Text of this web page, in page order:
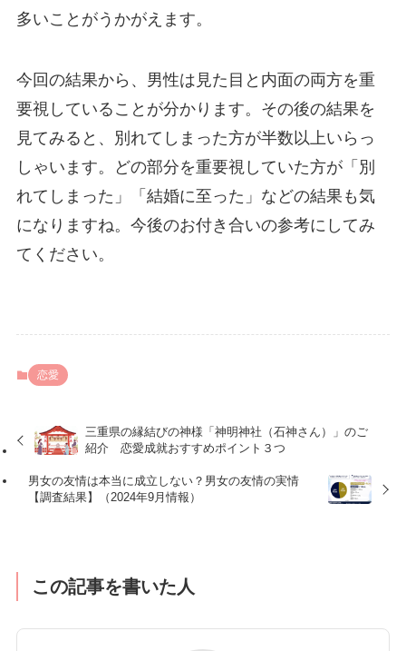
多いことがうかがえます。
今回の結果から、男性は見た目と内面の両方を重
要視していることが分かります。その後の結果を
見てみると、別れてしまった方が半数以上いらっ
しゃいます。どの部分を重要視していた方が「別
れてしまった」「結婚に至った」などの結果も気
になりますね。今後のお付き合いの参考にしてみ
てください。
恋愛
三重県の縁結びの神様「神明神社（石神さん）」のご
紹介 恋愛成就おすすめポイント３つ
男女の友情は本当に成立しない？男女の友情の実情
【調査結果】（2024年9月情報）
この記事を書いた人